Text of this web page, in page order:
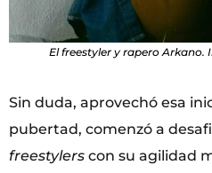
El freestyler y rapero Arkano.
Sin duda, aprovechó esa
pubertad, comenzó a
freestylers con su agilidad